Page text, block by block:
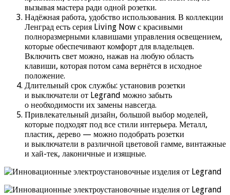
вызывая мастера ради одной розетки.
Надёжная работа, удобство использования. В коллекции
Ленград есть серия Living Now с красивыми
полноразмерными клавишами управления освещением,
которые обеспечивают комфорт для владельцев.
Включить свет можно, нажав на любую область
клавиши, которая потом сама вернётся в исходное
положение.
Длительный срок службы: установив розетки
и выключатели от Legrand можно забыть
о необходимости их замены навсегда.
Привлекательный дизайн, большой выбор моделей,
которые подходят под все стили интерьера. Металл,
пластик, дерево — можно подобрать розетки
и выключатели в различной цветовой гамме, винтажные
и хай-тек, лаконичные и изящные.